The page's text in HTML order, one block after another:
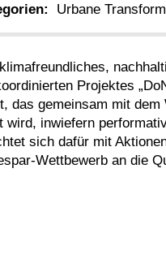
Urbane
Projektes
das gemeinsam mit
wird, inwiefern
sich dafür mit
Wettbewerb an die